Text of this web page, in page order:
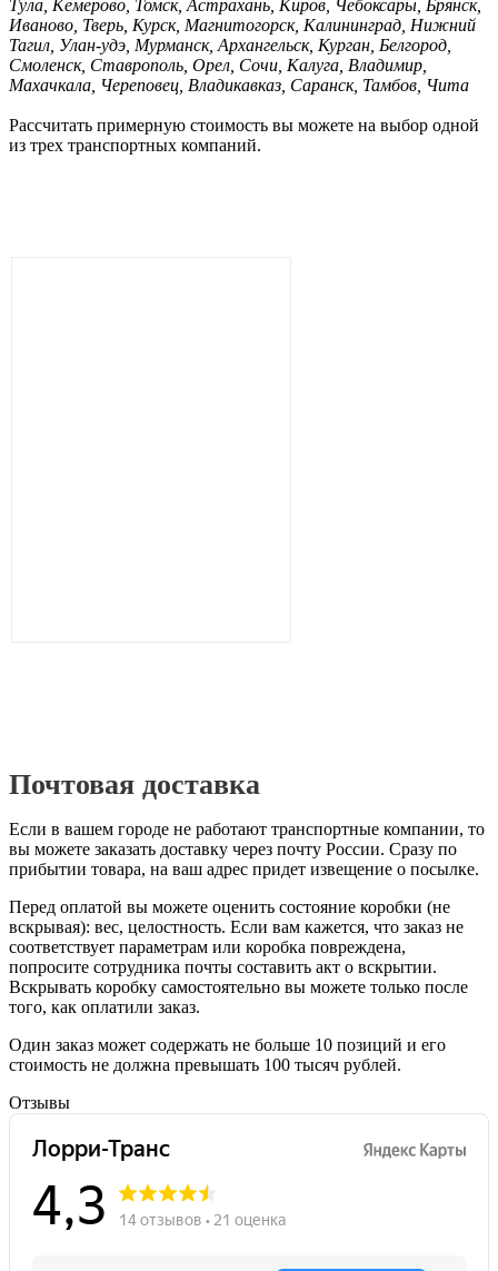
Тула, Кемерово, Томск, Астрахань, Киров, Чебоксары, Брянск,
Иваново, Тверь, Курск, Магнитогорск, Калининград, Нижний
Тагил, Улан-удэ, Мурманск, Архангельск, Курган, Белгород,
Смоленск, Ставрополь, Орел, Сочи, Калуга, Владимир,
Махачкала, Череповец, Владикавказ, Саранск, Тамбов, Чита
Рассчитать примерную стоимость вы можете на выбор одной
из трех транспортных компаний.
Почтовая доставка
Если в вашем городе не работают транспортные компании, то
вы можете заказать доставку через почту России. Сразу по
прибытии товара, на ваш адрес придет извещение о посылке.
Перед оплатой вы можете оценить состояние коробки (не
вскрывая): вес, целостность. Если вам кажется, что заказ не
соответствует параметрам или коробка повреждена,
попросите сотрудника почты составить акт о вскрытии.
Вскрывать коробку самостоятельно вы можете только после
того, как оплатили заказ.
Один заказ может содержать не больше 10 позиций и его
стоимость не должна превышать 100 тысяч рублей.
Отзывы